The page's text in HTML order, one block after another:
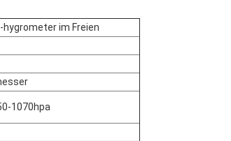
im Freien
1070hpa